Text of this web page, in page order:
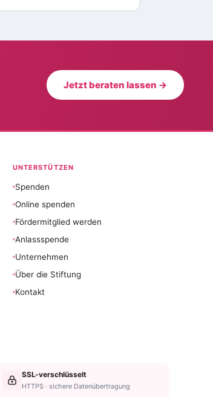
Jetzt beraten lassen →
UNTERSTÜTZEN
Spenden
Online spenden
Fördermitglied werden
Anlassspende
Unternehmen
Über die Stiftung
Kontakt
SSL-verschlüsselt
HTTPS · sichere Datenübertragung